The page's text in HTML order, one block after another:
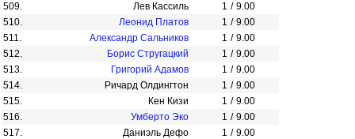
509.
Лев Кассиль 1 / 9.00
510.
Леонид Платов 1 / 9.00
511.
Александр Сальников 1 / 9.00
512.
Борис Стругацкий 1 / 9.00
513.
Григорий Адамов 1 / 9.00
514.
Ричард Олдингтон 1 / 9.00
515.
Кен Кизи 1 / 9.00
516.
Умберто Эко 1 / 9.00
517.
Даниэль Дефо 1 / 9.00